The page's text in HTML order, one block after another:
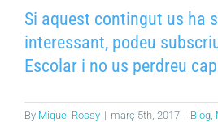
Si aquest contingut us ha
interessant, podeu
Escolar i no us perdreu
By Miquel Rossy | març 5th, 2017 | Blog